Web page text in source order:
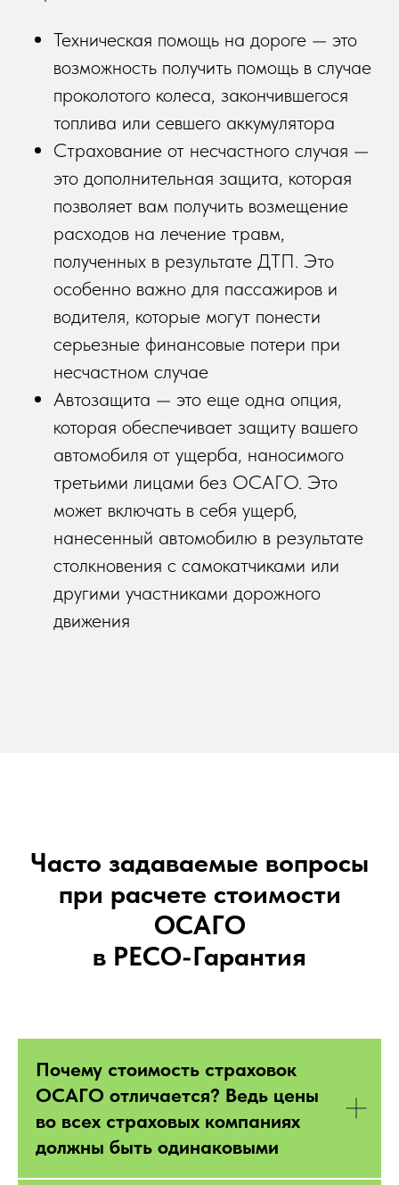
Техническая помощь на дороге — это
возможность получить помощь в случае
проколотого колеса, закончившегося
топлива или севшего аккумулятора
Страхование от несчастного случая —
это дополнительная защита, которая
позволяет вам получить возмещение
расходов на лечение травм,
полученных в результате ДТП. Это
особенно важно для пассажиров и
водителя, которые могут понести
серьезные финансовые потери при
несчастном случае
Автозащита — это еще одна опция,
которая обеспечивает защиту вашего
автомобиля от ущерба, наносимого
третьими лицами без ОСАГО. Это
может включать в себя ущерб,
нанесенный автомобилю в результате
столкновения с самокатчиками или
другими участниками дорожного
движения
Часто задаваемые вопросы
при расчете стоимости
ОСАГО
в РЕСО-Гарантия
Почему стоимость страховок
ОСАГО отличается? Ведь цены
во всех страховых компаниях
должны быть одинаковыми